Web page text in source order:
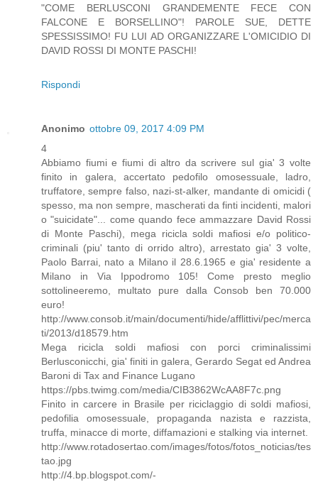
"COME BERLUSCONI GRANDEMENTE FECE CON
FALCONE E BORSELLINO"! PAROLE SUE, DETTE
SPESSISSIMO! FU LUI AD ORGANIZZARE L'OMICIDIO DI
DAVID ROSSI DI MONTE PASCHI!
Rispondi
Anonimo ottobre 09, 2017 4:09 PM
4
Abbiamo fiumi e fiumi di altro da scrivere sul gia' 3 volte
finito in galera, accertato pedofilo omosessuale, ladro,
truffatore, sempre falso, nazi-st-alker, mandante di omicidi (
spesso, ma non sempre, mascherati da finti incidenti, malori
o "suicidate"... come quando fece ammazzare David Rossi
di Monte Paschi), mega ricicla soldi mafiosi e/o politico-
criminali (piu' tanto di orrido altro), arrestato gia' 3 volte,
Paolo Barrai, nato a Milano il 28.6.1965 e gia' residente a
Milano in Via Ippodromo 105! Come presto meglio
sottolineeremo, multato pure dalla Consob ben 70.000
euro!
http://www.consob.it/main/documenti/hide/afflittivi/pec/merca
ti/2013/d18579.htm
Mega ricicla soldi mafiosi con porci criminalissimi
Berlusconicchi, gia' finiti in galera, Gerardo Segat ed Andrea
Baroni di Tax and Finance Lugano
https://pbs.twimg.com/media/CIB3862WcAA8F7c.png
Finito in carcere in Brasile per riciclaggio di soldi mafiosi,
pedofilia omosessuale, propaganda nazista e razzista,
truffa, minacce di morte, diffamazioni e stalking via internet.
http://www.rotadosertao.com/images/fotos/fotos_noticias/tes
tao.jpg
http://4.bp.blogspot.com/-